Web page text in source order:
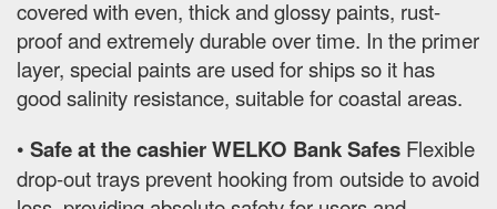
covered with even, thick and glossy paints, rust-
proof and extremely durable over time. In the primer
layer, special paints are used for ships so it has
good salinity resistance, suitable for coastal areas.
• Safe at the cashier WELKO Bank Safes Flexible
drop-out trays prevent hooking from outside to avoid